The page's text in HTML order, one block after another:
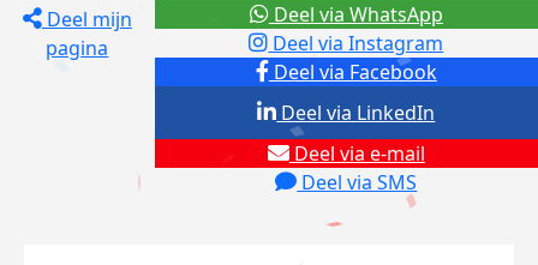
Deel mijn
pagina
Deel via Facebook
Deel via Instagram
Deel via e-mail
Deel via SMS
Deel via LinkedIn
Deel via WhatsApp